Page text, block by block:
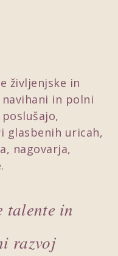
življenjske in
in polni
glasbenih uricah,
nagovarja,
talente in
razvoj